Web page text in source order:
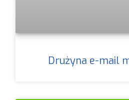
Drużyna e-mail